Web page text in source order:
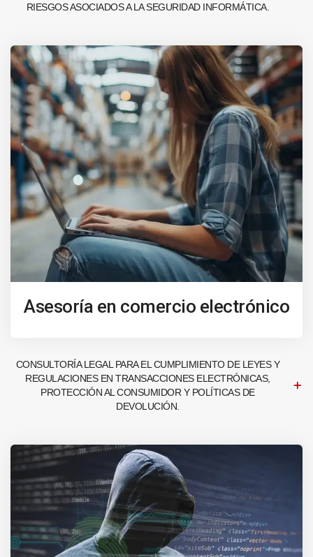
RIESGOS ASOCIADOS A LA SEGURIDAD INFORMÁTICA.
Asesoría en comercio electrónico
CONSULTORÍA LEGAL PARA EL CUMPLIMIENTO DE LEYES Y
REGULACIONES EN TRANSACCIONES ELECTRÓNICAS,
PROTECCIÓN AL CONSUMIDOR Y POLÍTICAS DE
DEVOLUCIÓN.